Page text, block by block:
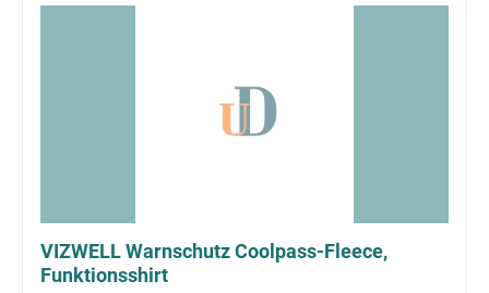
VIZWELL Warnschutz Coolpass-Fleece,
Funktionsshirt